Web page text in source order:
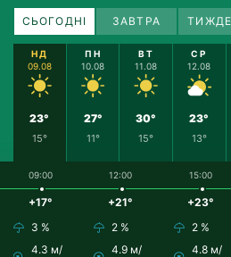
СЬОГОДНІ ЗАВТРА
НД
09.08
23°
15°
ПН
10.08
27°
11°
ВТ
11.08
30°
15°
СР
12.08
23°
13°
09:00
+17°
3 %
4.3 м/
12:00
+21°
2 %
4.9 м/
15:00
+23°
2 %
4.8 м/